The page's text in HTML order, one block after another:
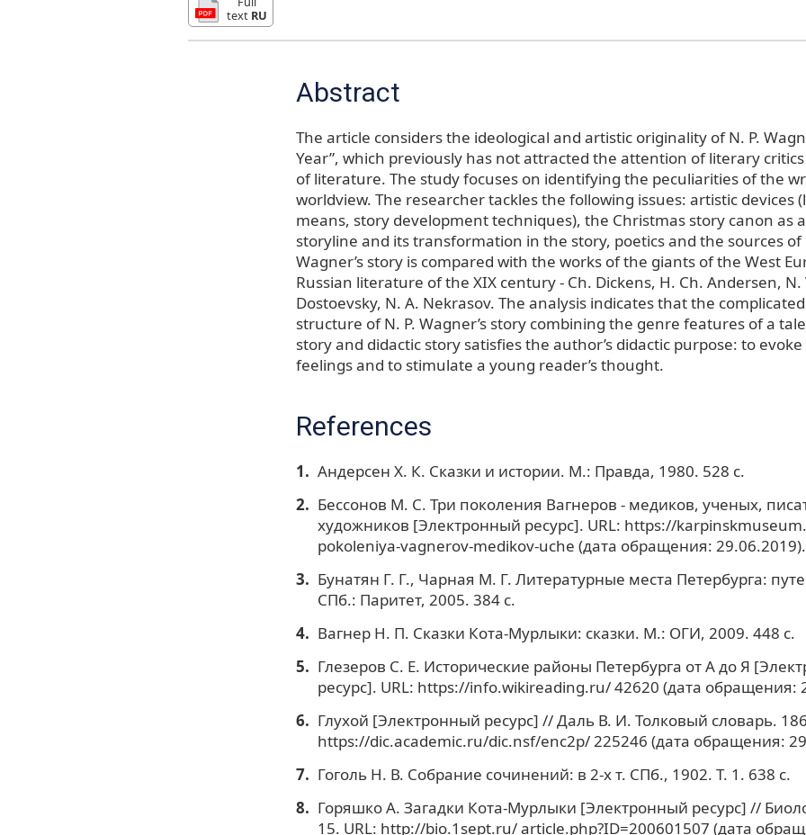
text RU
Abstract
The article considers the ideological and artistic originality of N. P.
Year”, which previously has not attracted the attention of literary
of literature. The study focuses on identifying the peculiarities of the
worldview. The researcher tackles the following issues: artistic devices
means, story development techniques), the Christmas story canon as
storyline and its transformation in the story, poetics and the sources of
Wagner’s story is compared with the works of the giants of the West
Russian literature of the XIX century - Ch. Dickens, H. Ch. Andersen, N.
Dostoevsky, N. A. Nekrasov. The analysis indicates that the
structure of N. P. Wagner’s story combining the genre features of a
story and didactic story satisfies the author’s didactic purpose: to
feelings and to stimulate a young reader’s thought.
References
Андерсен Х. К. Сказки и истории. М.: Правда, 1980. 528 с.
Бессонов М. С. Три поколения Вагнеров - медиков, ученых,
художников [Электронный ресурс]. URL: https://
pokoleniya-vagnerov-medikov-uche (дата обращения: 29.06.2019).
Бунатян Г. Г., Чарная М. Г. Литературные места Петербурга:
СПб.: Паритет, 2005. 384 с.
Вагнер Н. П. Сказки Кота-Мурлыки: сказки. М.: ОГИ, 2009. 448 с.
Глезеров С. Е. Исторические районы Петербурга от А до Я
ресурс]. URL: https://info.wikireading.ru/ 42620 (дата обращения:
Глухой [Электронный ресурс] // Даль В. И. Толковый словарь.
https://dic.academic.ru/dic.nsf/enc2p/ 225246 (дата обращения:
Гоголь Н. В. Собрание сочинений: в 2-х т. СПб., 1902. Т. 1. 638 с.
Горяшко А. Загадки Кота-Мурлыки [Электронный ресурс] //
15. URL: http://bio.1sept.ru/ article.php?ID=200601507 (дата